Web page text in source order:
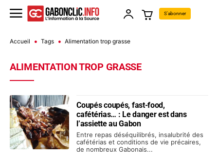
S'abonner
Accueil Tags Alimentation trop grasse
ALIMENTATION TROP GRASSE
Coupés coupés, fast-food,
cafétérias… : Le danger est dans
l’assiette au Gabon
Entre repas déséquilibrés, insalubrité des
cafétérias et conditions de vie précaires,
de nombreux Gabonais...